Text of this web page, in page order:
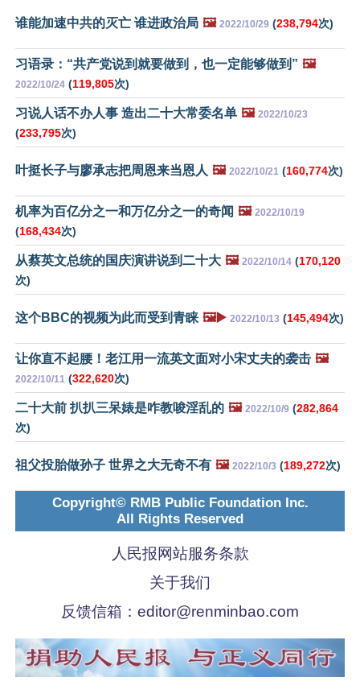
谁能加速中共的灭亡 谁进政治局 🖼️ 2022/10/29 (238,794次)
习语录：“共产党说到就要做到，也一定能够做到” 🖼️
2022/10/24 (119,805次)
习说人话不办人事 造出二十大常委名单 🖼️ 2022/10/23
(233,795次)
叶挺长子与廖承志把周恩来当恩人 🖼️ 2022/10/21 (160,774次)
机率为百亿分之一和万亿分之一的奇闻 🖼️ 2022/10/19
(168,434次)
从蔡英文总统的国庆演讲说到二十大 🖼️ 2022/10/14 (170,120
次)
这个BBC的视频为此而受到青睐 🖼️▶️ 2022/10/13 (145,494次)
让你直不起腰！老江用一流英文面对小宋丈夫的袭击 🖼️
2022/10/11 (322,620次)
二十大前 扒扒三呆婊是咋教唆淫乱的 🖼️ 2022/10/9 (282,864
次)
祖父投胎做孙子 世界之大无奇不有 🖼️ 2022/10/3 (189,272次)
Copyright© RMB Public Foundation Inc.
All Rights Reserved
人民报网站服务条款
关于我们
反馈信箱： editor@renminbao.com